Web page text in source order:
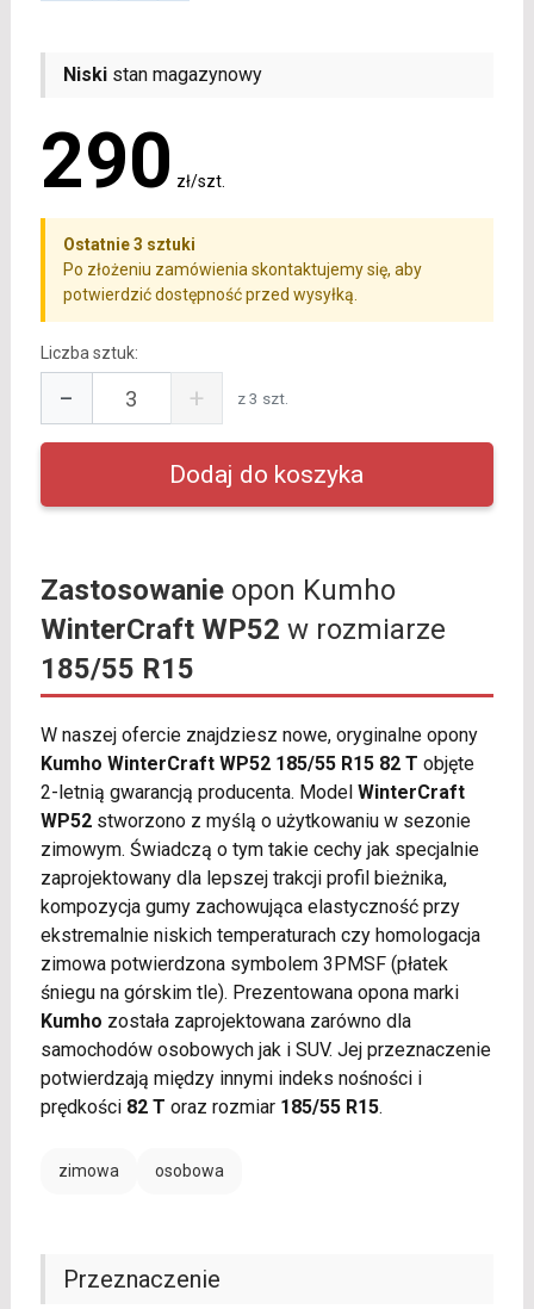
Niskistan magazynowy
290 zł/szt.
Ostatnie 3 sztuki
Po złożeniu zamówienia skontaktujemy się, aby
potwierdzić dostępność przed wysyłką.
Liczba sztuk:
− + z 3 szt.
Zastosowanieopon Kumho
WinterCraft WP52 w rozmiarze
185/55 R15
W naszej ofercie znajdziesz nowe, oryginalne opony
Kumho WinterCraft WP52 185/55 R15 82 T objęte
2-letnią gwarancją producenta. Model WinterCraft
WP52stworzono z myślą o użytkowaniu w sezonie
zimowym. Świadczą o tym takie cechy jak specjalnie
zaprojektowany dla lepszej trakcji profil bieżnika,
kompozycja gumy zachowująca elastyczność przy
ekstremalnie niskich temperaturach czy homologacja
zimowa potwierdzona symbolem 3PMSF (płatek
śniegu na górskim tle). Prezentowana opona marki
Kumho została zaprojektowana zarówno dla
samochodów osobowych jak i SUV. Jej przeznaczenie
potwierdzają między innymi indeks nośności i
prędkości 82 T oraz rozmiar 185/55 R15.
zimowa osobowa
Przeznaczenie